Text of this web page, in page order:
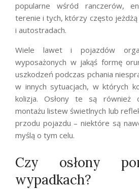
popularne wśród ranczerów,
terenie i tych, którzy często
i autostradach.
Wiele lawet i pojazdów
wyposażonych w jakąś formę
uszkodzeń podczas pchania
w innych sytuacjach, w których
kolizja. Osłony te są również
montażu listew świetlnych lub
przodu pojazdu – niektóre są
myślą o tym celu.
Czy osłony
wypadkach?